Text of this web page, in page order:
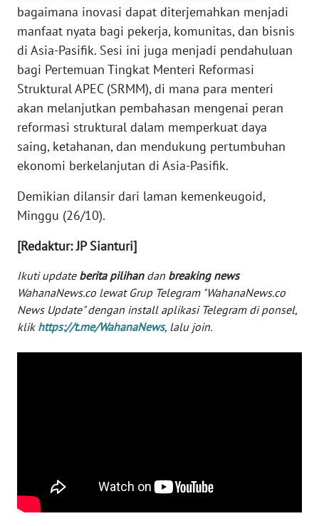
bagaimana inovasi dapat diterjemahkan menjadi
manfaat nyata bagi pekerja, komunitas, dan bisnis
di Asia-Pasifik. Sesi ini juga menjadi pendahuluan
bagi Pertemuan Tingkat Menteri Reformasi
Struktural APEC (SRMM), di mana para menteri
akan melanjutkan pembahasan mengenai peran
reformasi struktural dalam memperkuat daya
saing, ketahanan, dan mendukung pertumbuhan
ekonomi berkelanjutan di Asia-Pasifik.
Demikian dilansir dari laman kemenkeugoid,
Minggu (26/10).
[Redaktur: JP Sianturi]
Ikuti update berita pilihandan breaking news
WahanaNews.co lewat Grup Telegram "WahanaNews.co
News Update" dengan install aplikasi Telegram di ponsel,
klik https://t.me/WahanaNews, lalu join.
WN
SULTRA
WN
NTB
WN
SULBAR
BABEL
WN
SUMBAR
WN
WN
JATENG